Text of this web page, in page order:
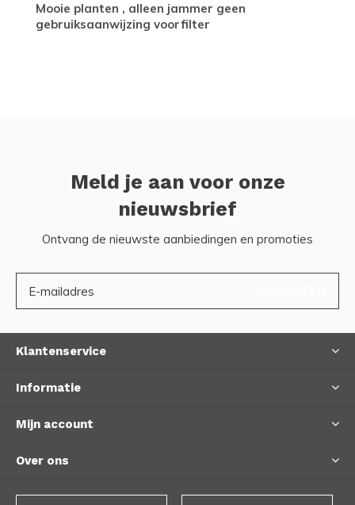
Mooie planten , alleen jammer geen
gebruiksaanwijzing voorfilter
Meld je aan voor onze
nieuwsbrief
Ontvang de nieuwste aanbiedingen en promoties
Klantenservice
Informatie
Mijn account
Over ons